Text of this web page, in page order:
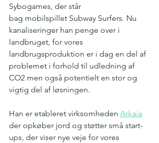
Sybogames, der står
bag mobilspillet Subway Surfers. Nu
kanaliseringer han penge over i
landbruget, for vores
landbrugsproduktion er i dag en del af
problemet i forhold til udledning af
CO2 men også potentielt en stor og
vigtig del af løsningen.
Han er etableret virksomheden Arkaia
der opkøber jord og støtter små start-
ups, der viser nye veje for vores